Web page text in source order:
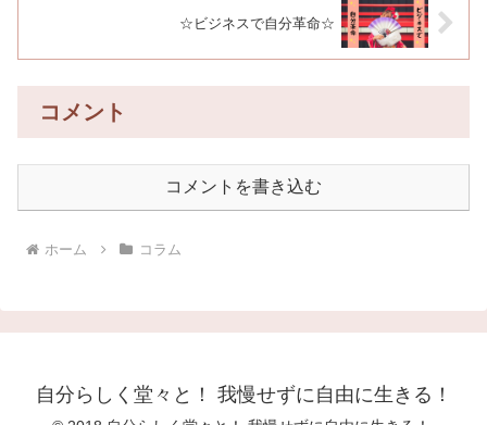
☆ビジネスで自分革命☆
コメント
コメントを書き込む
ホーム コラム
自分らしく堂々と！ 我慢せずに自由に生きる！